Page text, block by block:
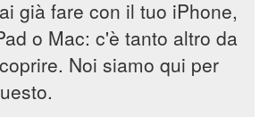
già fare con il tuo iPhone,
o Mac: c'è tanto altro da
Noi siamo qui per